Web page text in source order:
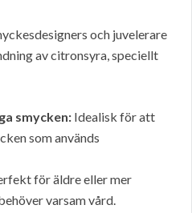
och juvelerare
av citronsyra, speciellt
smycken: Idealisk för att
som används
för äldre eller mer
varsam vård.